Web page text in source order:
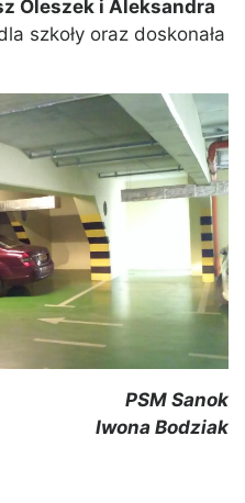
Oleszek i Aleksandra
szkoły oraz doskonała
PSM Sanok
Iwona Bodziak